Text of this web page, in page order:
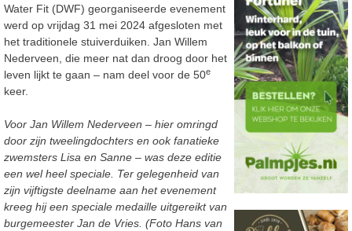
Water Fit (DWF) georganiseerde evenement
werd op vrijdag 31 mei 2024 afgesloten met
het traditionele stuiverduiken. Jan Willem
Nederveen, die meer nat dan droog door het
leven lijkt te gaan – nam deel voor de 50e
keer.
Voor Jan Willem Nederveen – hier omringd
door zijn tweelingdochters en ook fanatieke
zwemsters Lisa en Sanne – was deze editie
een wel heel speciale. Ter gelegenheid van
zijn vijftigste deelname aan het evenement
kreeg hij een speciale medaille uitgereikt van
burgemeester Jan de Vries. (Foto Hans van